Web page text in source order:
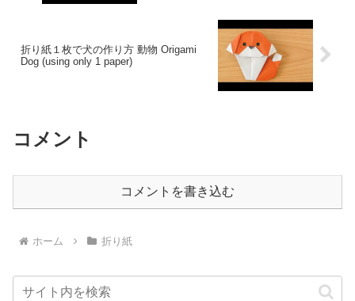
折り紙１枚で犬の作り方 動物 Origami
Dog (using only 1 paper)
コメント
コメントを書き込む
ホーム 折り紙